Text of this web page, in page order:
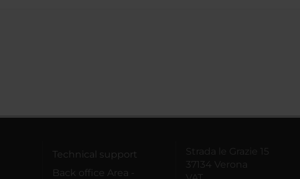
Technical support
Back office Area -
Strada le Grazie 15
37134 Verona